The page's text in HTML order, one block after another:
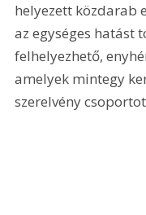
helyezett közdarab
az egységes hatást
felhelyezhető,
amelyek mintegy
szerelvény